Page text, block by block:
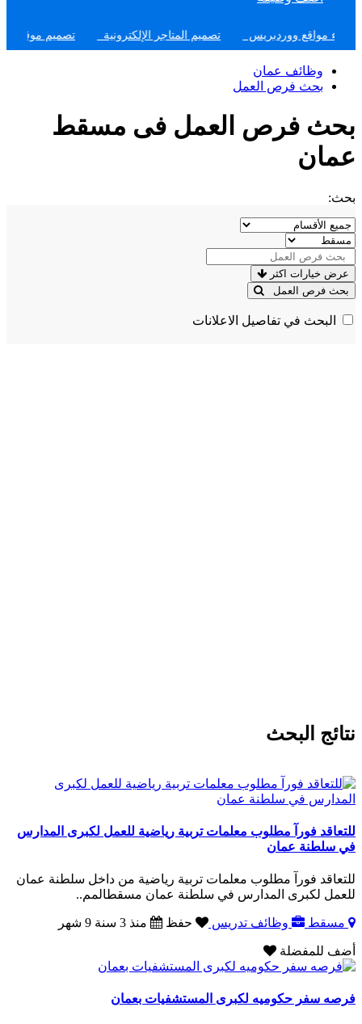
مواقع ووردبريس تصميم المتاجر الإلكترونية تصميم موقع وظائف
وظائف عمان
بحث فرص العمل
بحث فرص العمل فى مسقط
عمان
بحث:
عرض خيارات اكثر
بحث فرص العمل
البحث في تفاصيل الاعلانات
نتائج البحث
للتعاقد فورآ مطلوب معلمات تربية رياضية للعمل لكبرى المدارس
في سلطنة عمان
للتعاقد فورآ مطلوب معلمات تربية رياضية من داخل سلطنة عمان
للعمل لكبرى المدارس في سلطنة عمان مسقطالمم..
مسقط وظائف تدريس حفظ منذ 3 سنة 9 شهر
أضف للمفضلة
فرصه سفر حكوميه لكبرى المستشفيات بعمان